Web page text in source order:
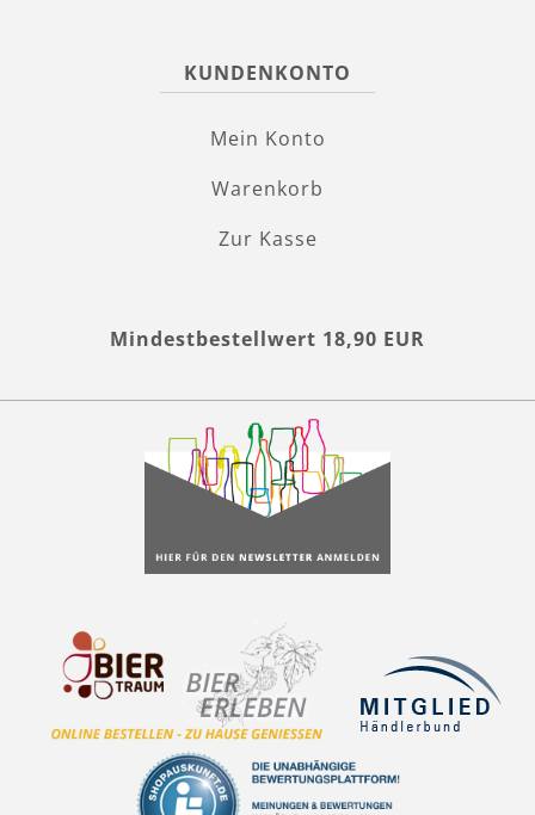
KUNDENKONTO
Mein Konto
Warenkorb
Zur Kasse
Mindestbestellwert 18,90 EUR